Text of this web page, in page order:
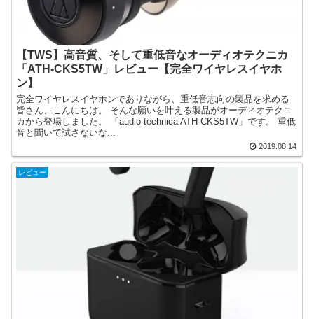
【TWS】高音質、そして重低音なオーディオテクニカ
「ATH-CKS5TW」レビュー【完全ワイヤレスイヤホ
ン】
完全ワイヤレスイヤホンでありながら、重低音志向の製品を求める
皆さん、こんにちは。 そんな願いを叶える製品がオーディオテクニ
カから登場しました。 「audio-technica ATH-CKS5TW」です。 重低
音と聞いて試さないな...
2019.08.14
レビュー